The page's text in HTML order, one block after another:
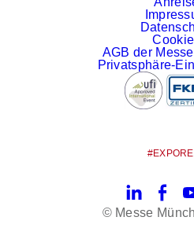
AGB der
Privatsphäre-
LinkedIn
© Messe